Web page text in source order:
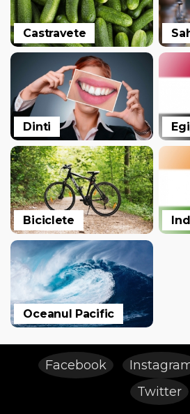
Castravete
Dinti
Biciclete
Oceanul Pacific
Facebook
Twitter